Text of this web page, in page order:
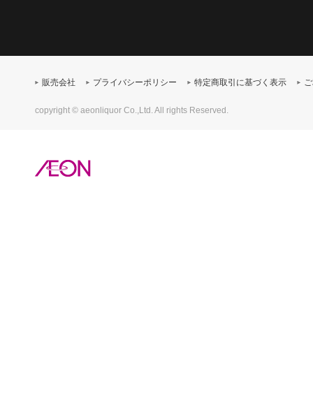
販売会社 プライバシーポリシー 特定商取引に基づく表示
copyright © aeonliquor Co.,Ltd. All rights Reserved.